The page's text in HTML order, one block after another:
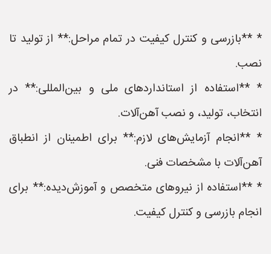
* **بازرسی و کنترل کیفیت در تمام مراحل:** از تولید تا
نصب.
* **استفاده از استانداردهای ملی و بین‌المللی:** در
انتخاب، تولید، و نصب آهن‌آلات.
* **انجام آزمایش‌های لازم:** برای اطمینان از انطباق
آهن‌آلات با مشخصات فنی.
* **استفاده از نیروهای متخصص و آموزش‌دیده:** برای
انجام بازرسی و کنترل کیفیت.